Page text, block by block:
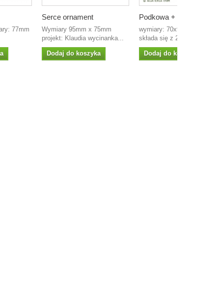
77mm
Serce ornament
Wymiary 95mm x 75mm
projekt: Klaudia wycinanka...
Dodaj do koszyka
Podkowa + Na...
wymiary: 70x95mm Zestaw
składa się z 2 stempli...
Dodaj do koszyka